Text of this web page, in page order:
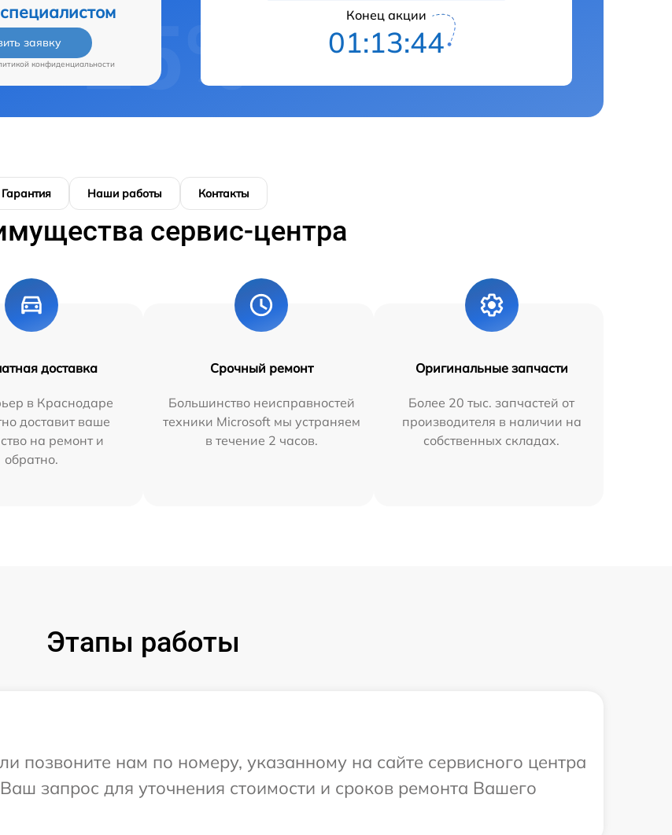
заявку
конфиденциальности
Конец акции
01:13:43
Гарантия Наши работы Контакты
сервис-центра
доставка
в Краснодаре
доставит ваше
на ремонт и
обратно.
Срочный ремонт
Большинство неисправностей
техники Microsoft мы устраняем
в течение 2 часов.
Оригинальные запчасти
Более 20 тыс. запчастей от
производителя в наличии на
собственных складах.
Этапы работы
позвоните нам по номеру, указанному на сайте сервисного центра
запрос для уточнения стоимости и сроков ремонта Вашего